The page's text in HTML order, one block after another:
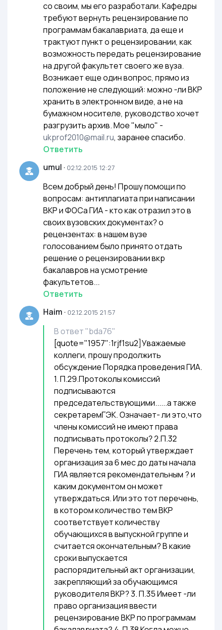
со своим, мы его разработали. Кафедры
требуют вернуть рецензирование по
программам бакалавриата, да еще и
трактуют пункт о рецензировании, как
возможность передать рецензирование
на другой факультет своего же вуза.
Возникает еще один вопрос, прямо из
положение не следующий: можно -ли ВКР
хранить в электронном виде, а не на
бумажном носителе, руководство хочет
разгрузить архив. Мое "мыло" -
ukprof2010@mail.ru, заранее спасибо.
Ответить
umul · 02.12.2015 12:27
Всем добрый день! Прошу помощи по
вопросам: антиплагиата при написании
ВКР и ФОСа ГИА - кто как отразил это в
своих вузовских документах? о
рецензентах: в нашем вузе
голосованием было принято отдать
решение о рецензировании вкр
бакалавров на усмотрение
факультетов...
Ответить
Haim · 02.12.2015 21:57
В ответ"bda76"
[quote="1957":1rjf1su2]Уважаемые
коллеги, прошу продолжить
обсуждение Порядка проведения ГИА.
1. П.29.Протоколы комиссий
подписываются
председательствующими......а также
секретаремГЭК. Означает- ли это,что
члены комиссий не имеют права
подписывать протоколы? 2.П.32
Перечень тем, который утверждает
организация за 6 мес до даты начала
ГИА является рекомендательным ? и
каким документом он может
утверждаться. Или это тот перечень,
в котором количество тем ВКР
соответствует количеству
обучающихся в выпускной группе и
считается окончательным? В какие
сроки выпускается
распорядительный акт организации,
закрепляющий за обучающимся
руководителя ВКР? 3. П.35 Имеет -ли
право организация ввести
рецензирование ВКР по программам